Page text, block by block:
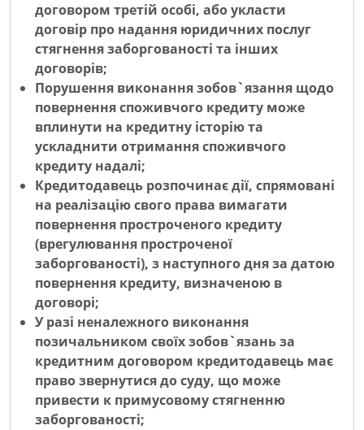
договором третій особі, або укласти
договір про надання юридичних послуг
стягнення заборгованості та інших
договорів;
Порушення виконання зобов`язання щодо
повернення споживчого кредиту може
вплинути на кредитну історію та
ускладнити отримання споживчого
кредиту надалі;
Кредитодавець розпочинає дії, спрямовані
на реалізацію свого права вимагати
повернення простроченого кредиту
(врегулювання простроченої
заборгованості), з наступного дня за датою
повернення кредиту, визначеною в
договорі;
У разі неналежного виконання
позичальником своїх зобов`язань за
кредитним договором кредитодавець має
право звернутися до суду, що може
привести к примусовому стягненню
заборгованості;